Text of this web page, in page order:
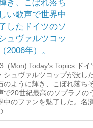
き、こぼれ落ち
い歌声で世界中
したドイツのソ
ュヴァルツコッ
2006年）。
(Mon) Today's Topics ドイ
シュヴァルツコップが没し
のように輝き、こぼれ落ち
で20世紀最高のソプラノの
中のファンを魅了した。名